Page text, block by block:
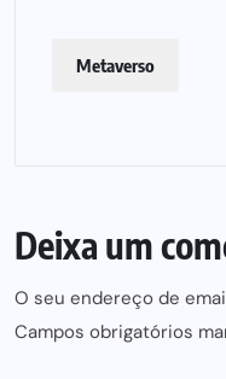
Metaverso
Deixa um
O seu endereço de
Campos obrigatórios